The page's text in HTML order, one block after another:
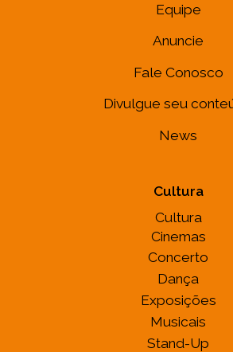
Equipe
Anuncie
Fale Conosco
Divulgue seu
News
Cultura
Cultura
Cinemas
Concerto
Dança
Exposições
Musicais
Stand-Up